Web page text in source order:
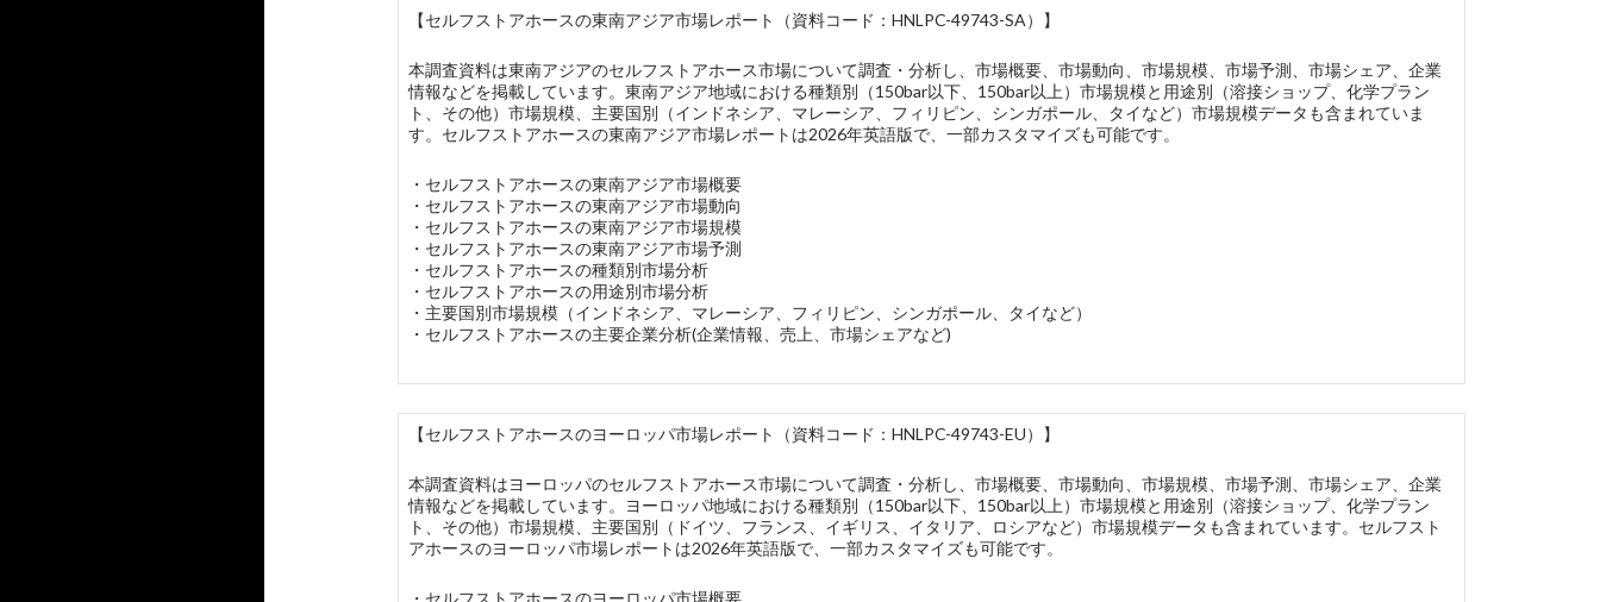
【セルフストアホースの東南アジア市場レポート（資料コード：HNLPC-49743-SA）】
本調査資料は東南アジアのセルフストアホース市場について調査・分析し、市場概要、市場動向、市場規模、市場予測、市場シェア、企業
情報などを掲載しています。東南アジア地域における種類別（150bar以下、150bar以上）市場規模と用途別（溶接ショップ、化学プラン
ト、その他）市場規模、主要国別（インドネシア、マレーシア、フィリピン、シンガポール、タイなど）市場規模データも含まれていま
す。セルフストアホースの東南アジア市場レポートは2026年英語版で、一部カスタマイズも可能です。
・セルフストアホースの東南アジア市場概要
・セルフストアホースの東南アジア市場動向
・セルフストアホースの東南アジア市場規模
・セルフストアホースの東南アジア市場予測
・セルフストアホースの種類別市場分析
・セルフストアホースの用途別市場分析
・主要国別市場規模（インドネシア、マレーシア、フィリピン、シンガポール、タイなど）
・セルフストアホースの主要企業分析(企業情報、売上、市場シェアなど)
【セルフストアホースのヨーロッパ市場レポート（資料コード：HNLPC-49743-EU）】
本調査資料はヨーロッパのセルフストアホース市場について調査・分析し、市場概要、市場動向、市場規模、市場予測、市場シェア、企業
情報などを掲載しています。ヨーロッパ地域における種類別（150bar以下、150bar以上）市場規模と用途別（溶接ショップ、化学プラン
ト、その他）市場規模、主要国別（ドイツ、フランス、イギリス、イタリア、ロシアなど）市場規模データも含まれています。セルフスト
アホースのヨーロッパ市場レポートは2026年英語版で、一部カスタマイズも可能です。
・セルフストアホースのヨーロッパ市場概要